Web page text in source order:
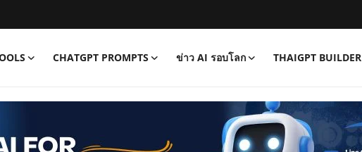
CHATGPT PROMPTS ข่าว AI รอบโลก THAIGPT BUILDER